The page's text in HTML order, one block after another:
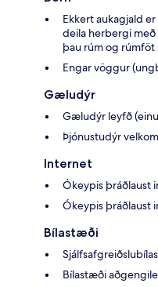
Ekkert aukagjald
deila herbergi
þau rúm og rúmföt
Engar vöggur
Gæludýr
Gæludýr leyfð
Þjónustudýr
Internet
Ókeypis þráðlaust
Ókeypis þráðlaust
Bílastæði
Bílastæði